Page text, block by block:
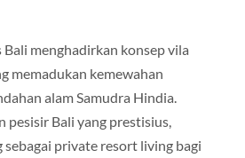
Bali menghadirkan konsep vila
memadukan kemewahan
alam Samudra Hindia.
pesisir Bali yang prestisius,
sebagai private resort living bagi